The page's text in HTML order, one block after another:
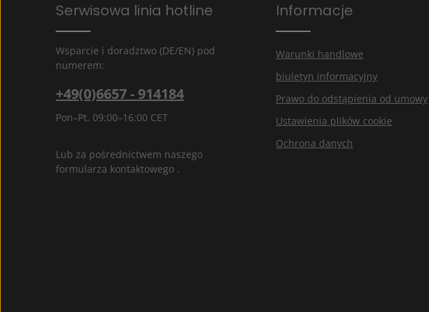
Wybierając kontynuuj potwierdzasz, że przeczytałeś nasze
Serwisowa linia hotline
Wsparcie i doradztwo (DE/EN) pod
numerem:
+49(0)6657 - 914184
Pon–Pt, 09:00–16:00 CET
Lub za pośrednictwem naszego
formularza kontaktowego .
Informacje
Warunki handlowe
biuletyn informacyjny
Prawo do odstąpienia od umowy
Ustawienia plików cookie
Ochrona danych